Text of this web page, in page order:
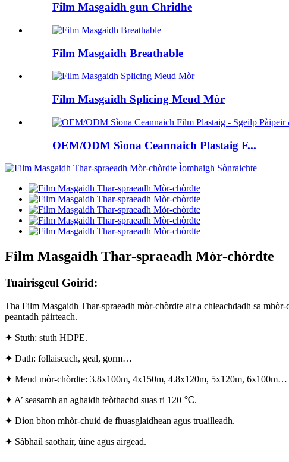
Film Masgaidh gun Chridhe
Film Masgaidh Breathable
Film Masgaidh Splicing Meud Mòr
OEM/ODM Sìona Ceannaich Plastaig F...
Film Masgaidh Thar-spraeadh Mòr-chòrdte
Tuairisgeul Goirid:
Tha Film Masgaidh Thar-spraeadh mòr-chòrdte air a chleachdadh sa
peantadh pàirteach.
✦ Stuth: stuth HDPE.
✦ Dath: follaiseach, geal, gorm…
✦ Meud mòr-chòrdte: 3.8x100m, 4x150m, 4.8x120m, 5x120m, 6x100m…
✦ A’ seasamh an aghaidh teòthachd suas ri 120 ℃.
✦ Dìon bhon mhòr-chuid de fhuasglaidhean agus truailleadh.
✦ Sàbhail saothair, ùine agus airgead.